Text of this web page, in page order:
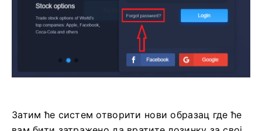
Затим ће систем отворити нови образац где ће